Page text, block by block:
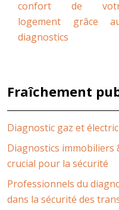
confort de
logement grâce
diagnostics
Fraîchement
Diagnostic gaz et
Diagnostics immobiliers
crucial pour la sécurité
Professionnels du
dans la sécurité des